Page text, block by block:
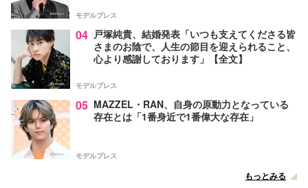
モデルプレス
04 戸塚純貴、結婚発表「いつも支えてくださる皆
さまのお陰で、人生の節目を迎えられること、
心より感謝しております」【全文】
モデルプレス
05 MAZZEL・RAN、自身の原動力となっている
存在とは「1番身近で1番偉大な存在」
モデルプレス
もっとみる